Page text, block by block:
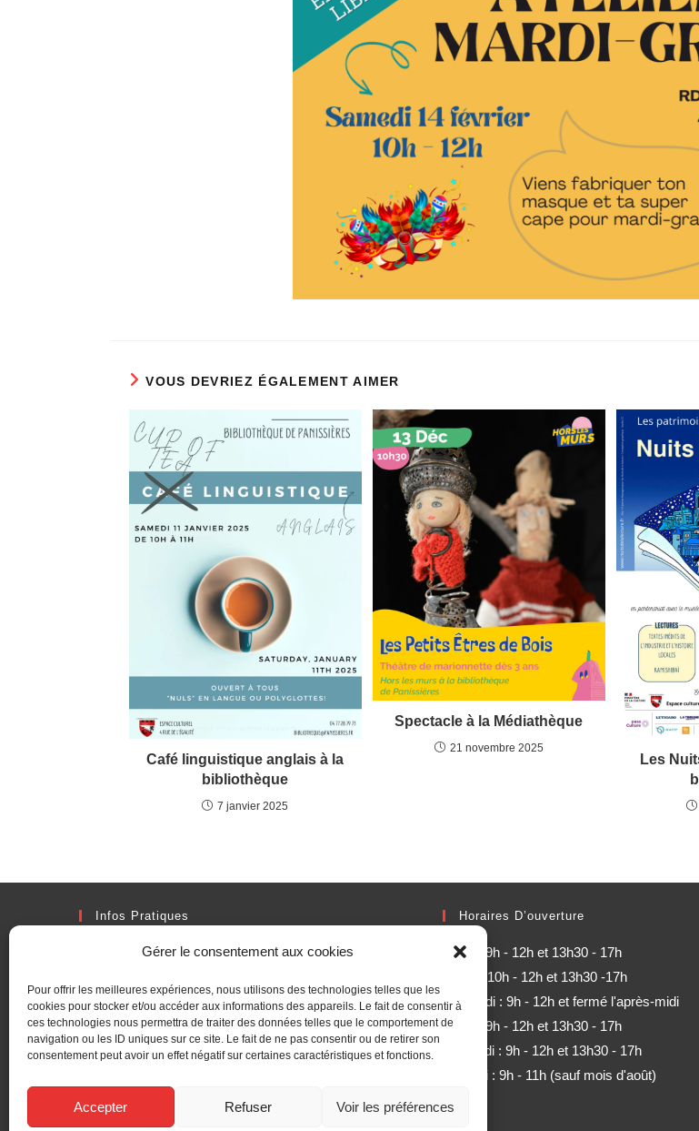
Gérer le consentement aux cookies
Pour offrir les meilleures expériences, nous utilisons des technologies telles que les
cookies pour stocker et/ou accéder aux informations des appareils. Le fait de consentir à
ces technologies nous permettra de traiter des données telles que le comportement de
navigation ou les ID uniques sur ce site. Le fait de ne pas consentir ou de retirer son
consentement peut avoir un effet négatif sur certaines caractéristiques et fonctions.
Accepter Refuser Voir les préférences
VOUS DEVRIEZ ÉGALEMENT AIMER
Café linguistique anglais à la
bibliothèque
7 janvier 2025
Spectacle à la Médiathèque
21 novembre 2025
Les
Infos Pratiques
Adresse
Téléphone :
04 77 27 40 40
Fax :
Horaires D’ouverture
Lundi : 9h - 12h et 13h30 - 17h
Mardi : 10h - 12h et 13h30 -17h
Mercredi : 9h - 12h et fermé l'après-midi
Jeudi : 9h - 12h et 13h30 - 17h
Vendredi : 9h - 12h et 13h30 - 17h
Samedi : 9h - 11h (sauf mois d'août)